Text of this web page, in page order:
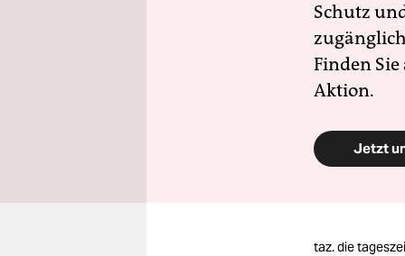
Schutz
Finden
Aktion.
Jetzt
taz. die